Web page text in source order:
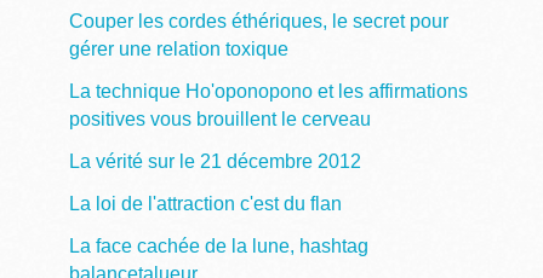
Couper les cordes éthériques, le secret pour
gérer une relation toxique
La technique Ho'oponopono et les affirmations
positives vous brouillent le cerveau
La vérité sur le 21 décembre 2012
La loi de l'attraction c'est du flan
La face cachée de la lune, hashtag
balancetalueur